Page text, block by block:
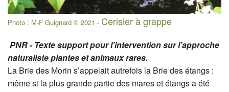
Photo : M-F Guignard © 2021 - Cerisier à grappe
PNR - Texte support pour l’intervention sur l’approche
naturaliste plantes et animaux rares.
La Brie des Morin s’appelait autrefois la Brie des étangs :
même si la plus grande partie des mares et étangs a été